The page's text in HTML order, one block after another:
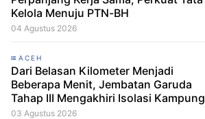
Kelola Menuju PTN-BH
04 Agustus 2026
ACEH
Dari Belasan Kilometer Menjadi
Beberapa Menit, Jembatan Garuda
Tahap III Mengakhiri Isolasi Kampung
Tempel
03 Agustus 2026